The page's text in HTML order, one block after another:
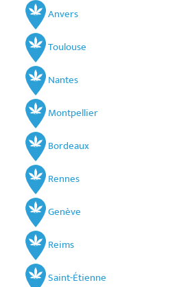
Anvers
Toulouse
Nantes
Montpellier
Bordeaux
Rennes
Genève
Reims
Saint-Étienne